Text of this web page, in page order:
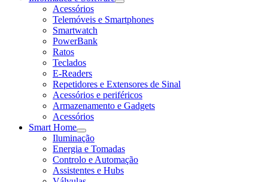
Acessórios
Telemóveis e Smartphones
Smartwatch
PowerBank
Ratos
Teclados
E-Readers
Repetidores e Extensores de Sinal
Acessórios e periféricos
Armazenamento e Gadgets
Acessórios
Smart Home
Iluminação
Energia e Tomadas
Controlo e Automação
Assistentes e Hubs